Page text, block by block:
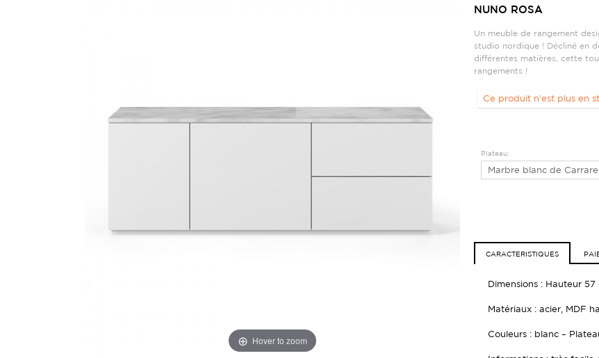
Hover to zoom
NUNO ROSA
Un meuble de rangement
studio nordique ! Décliné en
différentes matières, cette
rangements !
Ce produit n'est plus en
Plateau:
Marbre blanc de Carrare
CARACTERISTIQUES
Dimensions : Hauteur
Matériaux : acier, MDF
Couleurs : blanc –